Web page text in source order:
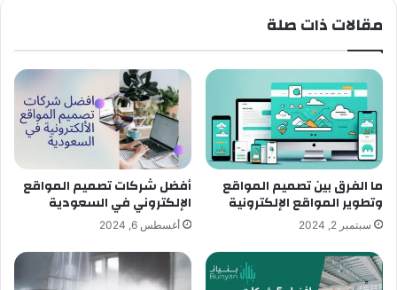
مقالات ذات صلة
ما الفرق بين تصميم المواقع
وتطوير المواقع الإلكترونية
سبتمبر 2, 2024
أفضل شركات تصميم المواقع
الإلكتروني في السعودية
أغسطس 6, 2024